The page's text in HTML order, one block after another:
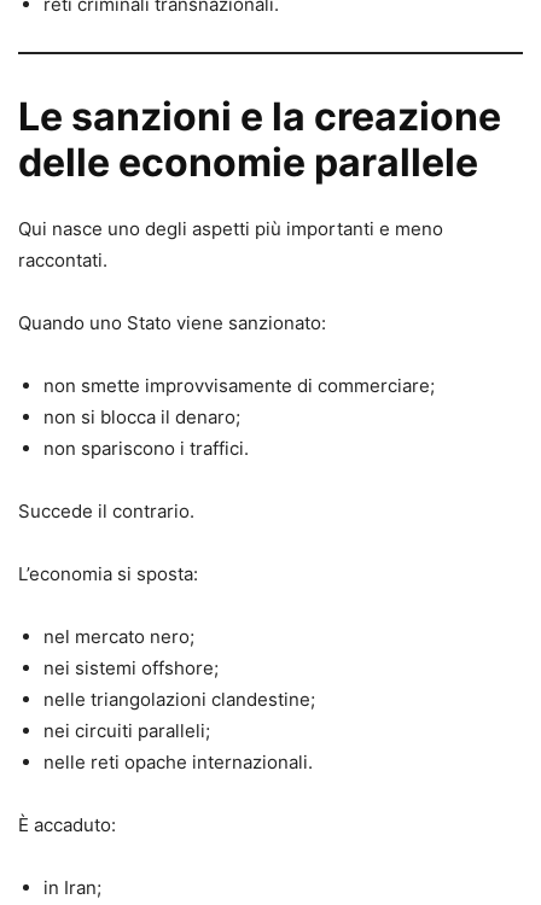
Le sanzioni e la creazione
delle economie parallele
Qui nasce uno degli aspetti più importanti e meno
raccontati.
Quando uno Stato viene sanzionato:
non smette improvvisamente di commerciare;
non si blocca il denaro;
non spariscono i traffici.
Succede il contrario.
L’economia si sposta:
nel mercato nero;
nei sistemi offshore;
nelle triangolazioni clandestine;
nei circuiti paralleli;
nelle reti opache internazionali.
È accaduto:
in Iran;